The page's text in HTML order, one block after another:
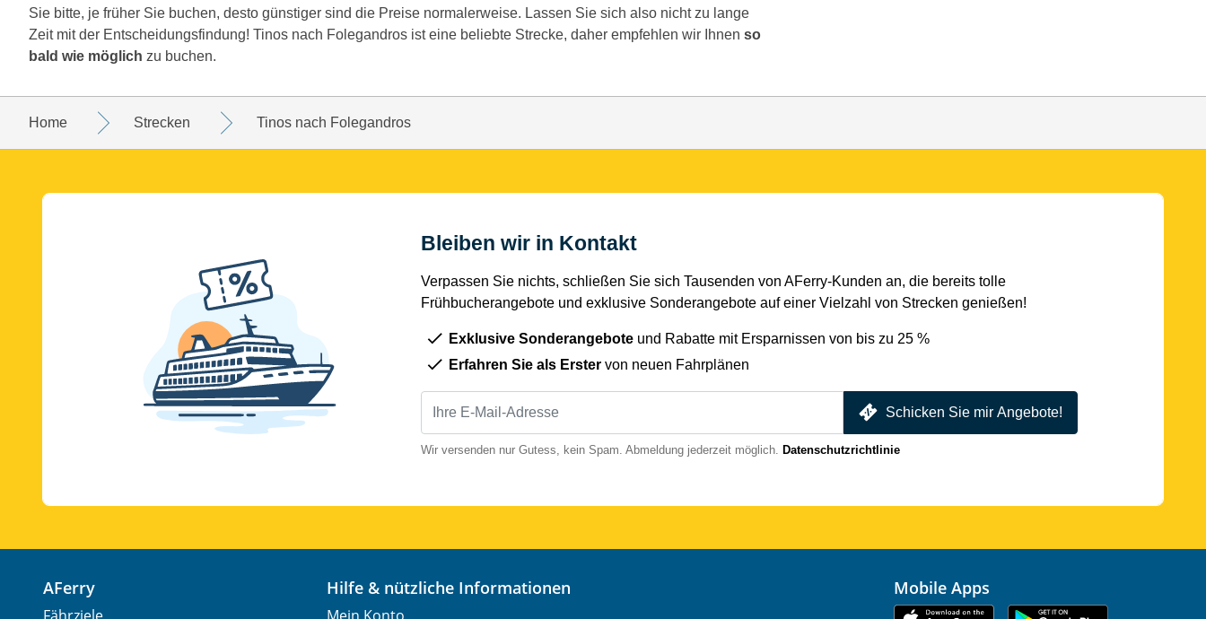
Sie bitte, je früher Sie buchen, desto günstiger sind die Preise normalerweise. Lassen Sie sich also nicht zu lange
Zeit mit der Entscheidungsfindung! Tinos nach Folegandros ist eine beliebte Strecke, daher empfehlen wir Ihnen so
bald wie möglich zu buchen.
Home Strecken Tinos nach Folegandros
Bleiben wir in Kontakt
Verpassen Sie nichts, schließen Sie sich Tausenden von AFerry-Kunden an, die bereits tolle
Frühbucherangebote und exklusive Sonderangebote auf einer Vielzahl von Strecken genießen!
Exklusive Sonderangebote und Rabatte mit Ersparnissen von bis zu 25 %
Erfahren Sie als Erster von neuen Fahrplänen
Schicken Sie mir Angebote!
Wir versenden nur Gutess, kein Spam. Abmeldung jederzeit möglich. Datenschutzrichtlinie
AFerry Hilfe & nützliche Informationen Mobile Apps